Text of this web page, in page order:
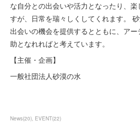
な自分との出会いや活力となったり、
すが、日常を瑞々しくしてくれます。
出会いの機会を提供するとともに、ア
助となれればと考えています。
【主催・企画】
一般社団法人砂漠の水
News(20) EVENT(22)